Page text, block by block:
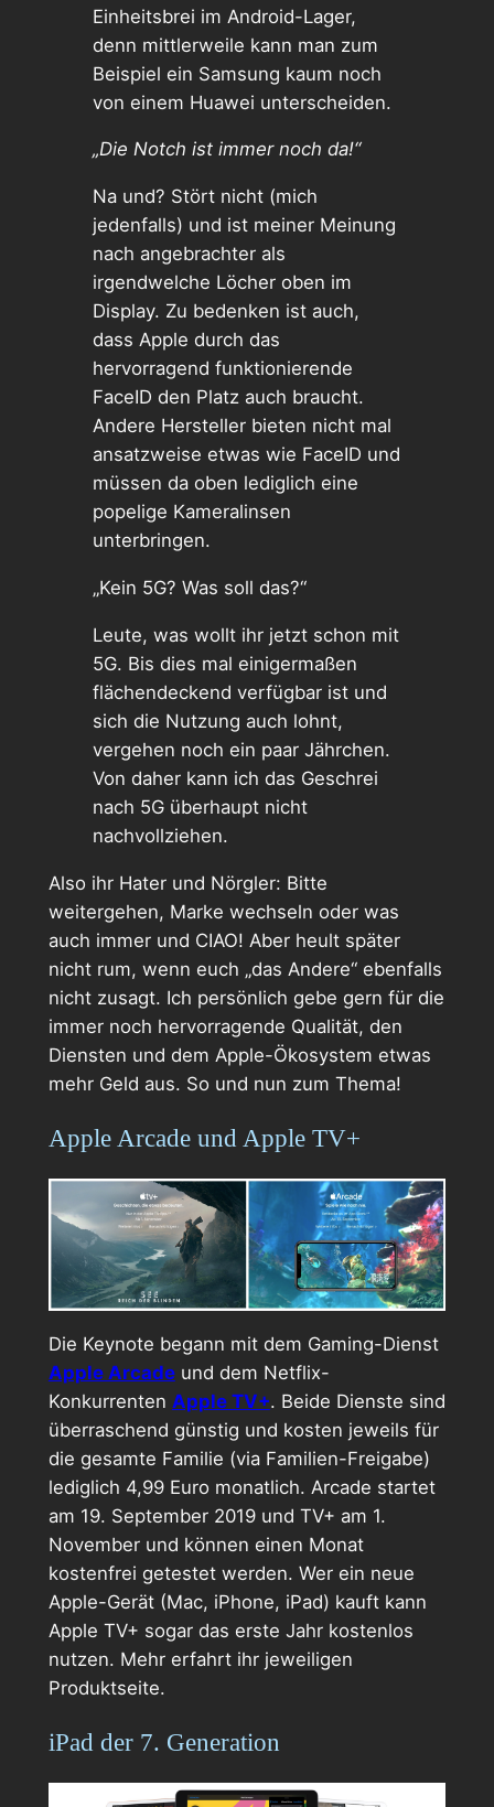
Einheitsbrei im Android-Lager,
denn mittlerweile kann man zum
Beispiel ein Samsung kaum noch
von einem Huawei unterscheiden.
„Die Notch ist immer noch da!“
Na und? Stört nicht (mich
jedenfalls) und ist meiner Meinung
nach angebrachter als
irgendwelche Löcher oben im
Display. Zu bedenken ist auch,
dass Apple durch das
hervorragend funktionierende
FaceID den Platz auch braucht.
Andere Hersteller bieten nicht mal
ansatzweise etwas wie FaceID und
müssen da oben lediglich eine
popelige Kameralinsen
unterbringen.
„Kein 5G? Was soll das?“
Leute, was wollt ihr jetzt schon mit
5G. Bis dies mal einigermaßen
flächendeckend verfügbar ist und
sich die Nutzung auch lohnt,
vergehen noch ein paar Jährchen.
Von daher kann ich das Geschrei
nach 5G überhaupt nicht
nachvollziehen.
Also ihr Hater und Nörgler: Bitte
weitergehen, Marke wechseln oder was
auch immer und CIAO! Aber heult später
nicht rum, wenn euch „das Andere“ ebenfalls
nicht zusagt. Ich persönlich gebe gern für die
immer noch hervorragende Qualität, den
Diensten und dem Apple-Ökosystem etwas
mehr Geld aus. So und nun zum Thema!
Apple Arcade und Apple TV+
Die Keynote begann mit dem Gaming-Dienst
Apple Arcadeund dem Netflix-
Konkurrenten Apple TV+. Beide Dienste sind
überraschend günstig und kosten jeweils für
die gesamte Familie (via Familien-Freigabe)
lediglich 4,99 Euro monatlich. Arcade startet
am 19. September 2019 und TV+ am 1.
November und können einen Monat
kostenfrei getestet werden. Wer ein neue
Apple-Gerät (Mac, iPhone, iPad) kauft kann
Apple TV+ sogar das erste Jahr kostenlos
nutzen. Mehr erfahrt ihr jeweiligen
Produktseite.
iPad der 7. Generation